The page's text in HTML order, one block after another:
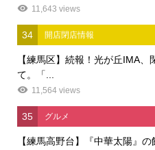
11,643 views
34 開店閉店情報
【練馬区】続報！光が丘IMA
て。「...
11,564 views
35 グルメ
【練馬高野台】『中華太陽』